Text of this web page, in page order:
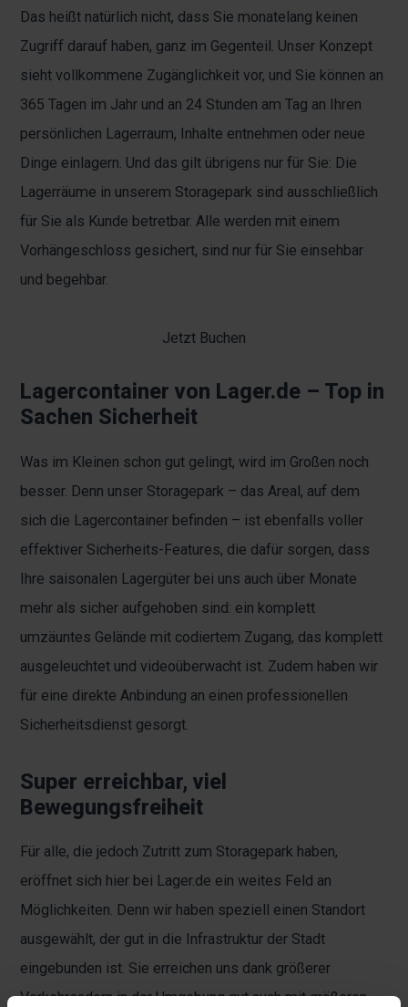
Das heißt natürlich nicht, dass Sie monatelang keinen
Zugriff darauf haben, ganz im Gegenteil. Unser Konzept
sieht vollkommene Zugänglichkeit vor, und Sie können an
365 Tagen im Jahr und an 24 Stunden am Tag an Ihren
persönlichen Lagerraum, Inhalte entnehmen oder neue
Dinge einlagern. Und das gilt übrigens nur für Sie: Die
Lagerräume in unserem Storagepark sind ausschließlich
für Sie als Kunde betretbar. Alle werden mit einem
Vorhängeschloss gesichert, sind nur für Sie einsehbar
und begehbar.
Jetzt Buchen
Lagercontainer von Lager.de – Top in
Sachen Sicherheit
Was im Kleinen schon gut gelingt, wird im Großen noch
besser. Denn unser Storagepark – das Areal, auf dem
sich die Lagercontainer befinden – ist ebenfalls voller
effektiver Sicherheits-Features, die dafür sorgen, dass
Ihre saisonalen Lagergüter bei uns auch über Monate
mehr als sicher aufgehoben sind: ein komplett
umzäuntes Gelände mit codiertem Zugang, das komplett
ausgeleuchtet und videoüberwacht ist. Zudem haben wir
für eine direkte Anbindung an einen professionellen
Sicherheitsdienst gesorgt.
Super erreichbar, viel
Bewegungsfreiheit
Für alle, die jedoch Zutritt zum Storagepark haben,
eröffnet sich hier bei Lager.de ein weites Feld an
Möglichkeiten. Denn wir haben speziell einen Standort
ausgewählt, der gut in die Infrastruktur der Stadt
eingebunden ist. Sie erreichen uns dank größerer
Verkehrsadern in der Umgebung gut auch mit größeren